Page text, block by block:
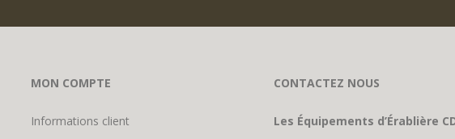
MON COMPTE
Informations client
CONTACTEZ NOUS
Les Équipements d’Érablière